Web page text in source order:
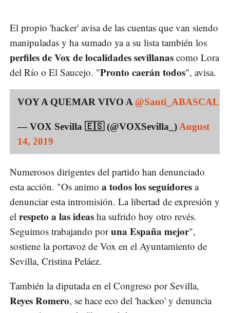
El propio 'hacker' avisa de las cuentas que van siendo
manipuladas y ha sumado ya a su lista también los
perfiles de Vox de localidades sevillanas como Lora
del Río o El Saucejo. "Pronto caerán todos", avisa.
VOY A QUEMAR VIVO A @Santi_ABASCAL
— VOX Sevilla 🇪🇸 (@VOXSevilla_)August
14, 2019
Numerosos dirigentes del partido han denunciado
esta acción. "Os animo a todos los seguidores a
denunciar esta intromisión. La libertad de expresión y
el respeto a las ideas ha sufrido hoy otro revés.
Seguimos trabajando poruna España mejor",
sostiene la portavoz de Vox en el Ayuntamiento de
Sevilla, Cristina Peláez.
También la diputada en el Congreso por Sevilla,
Reyes Romero, se hace eco del 'hackeo' y denuncia